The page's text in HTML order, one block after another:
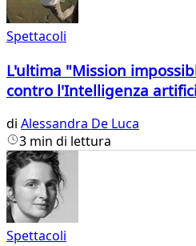
Spettacoli
L'ultima "Mission
contro l'Intelligenza
di Alessandra De Luca
3 min di lettura
Spettacoli